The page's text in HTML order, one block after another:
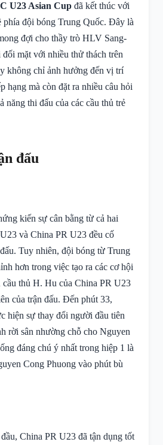
U23 Asian Cup đã kết thúc với
phía đội bóng Trung Quốc. Đây là
đợi cho thầy trò HLV Sang-
mặt với nhiều thử thách trên
không chỉ ảnh hưởng đến vị trí
hạng mà còn đặt ra nhiều câu hỏi
năng thi đấu của các cầu thủ trẻ
đấu
kiến sự cân bằng từ cả hai
và China PR U23 đều cố
Tuy nhiên, đội bóng từ Trung
hơn trong việc tạo ra các cơ hội
cầu thủ H. Hu của China PR U23
của trận đấu. Đến phút 33,
hiện sự thay đổi người đầu tiên
rời sân nhường chỗ cho Nguyen
đáng chú ý nhất trong hiệp 1 là
Cong Phuong vào phút bù
China PR U23 đã tận dụng tốt